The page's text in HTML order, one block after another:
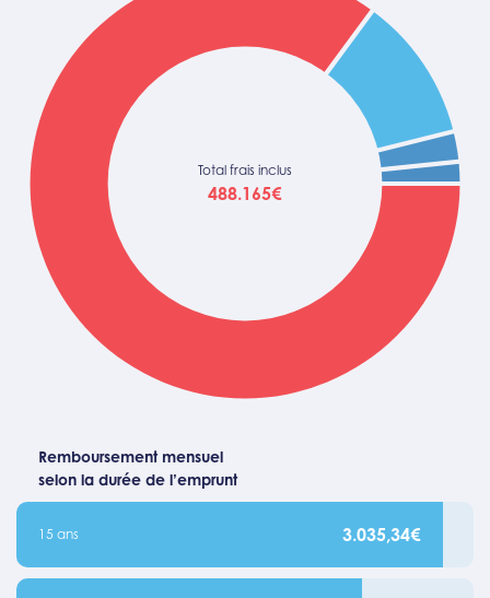
Total frais inclus
488.165€
Remboursement mensuel
selon la durée de l’emprunt
15 ans 3.035,34€